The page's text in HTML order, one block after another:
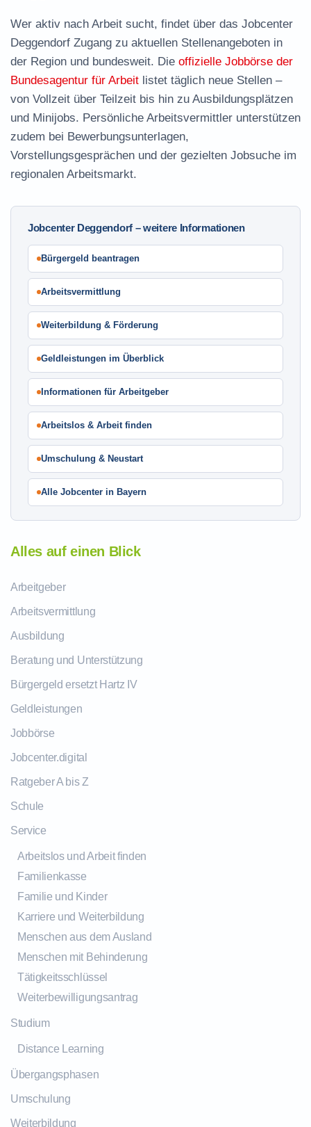
Wer aktiv nach Arbeit sucht, findet über das Jobcenter
Deggendorf Zugang zu aktuellen Stellenangeboten in
der Region und bundesweit. Die offizielle Jobbörse der
Bundesagentur für Arbeit listet täglich neue Stellen –
von Vollzeit über Teilzeit bis hin zu Ausbildungsplätzen
und Minijobs. Persönliche Arbeitsvermittler unterstützen
zudem bei Bewerbungsunterlagen,
Vorstellungsgesprächen und der gezielten Jobsuche im
regionalen Arbeitsmarkt.
Jobcenter Deggendorf – weitere Informationen
Bürgergeld beantragen
Arbeitsvermittlung
Weiterbildung & Förderung
Geldleistungen im Überblick
Informationen für Arbeitgeber
Arbeitslos & Arbeit finden
Umschulung & Neustart
Alle Jobcenter in Bayern
Alles auf einen Blick
Arbeitgeber
Arbeitsvermittlung
Ausbildung
Beratung und Unterstützung
Bürgergeld ersetzt Hartz IV
Geldleistungen
Jobbörse
Jobcenter.digital
Ratgeber A bis Z
Schule
Service
Arbeitslos und Arbeit finden
Familienkasse
Familie und Kinder
Karriere und Weiterbildung
Menschen aus dem Ausland
Menschen mit Behinderung
Tätigkeitsschlüssel
Weiterbewilligungsantrag
Studium
Distance Learning
Übergangsphasen
Umschulung
Weiterbildung